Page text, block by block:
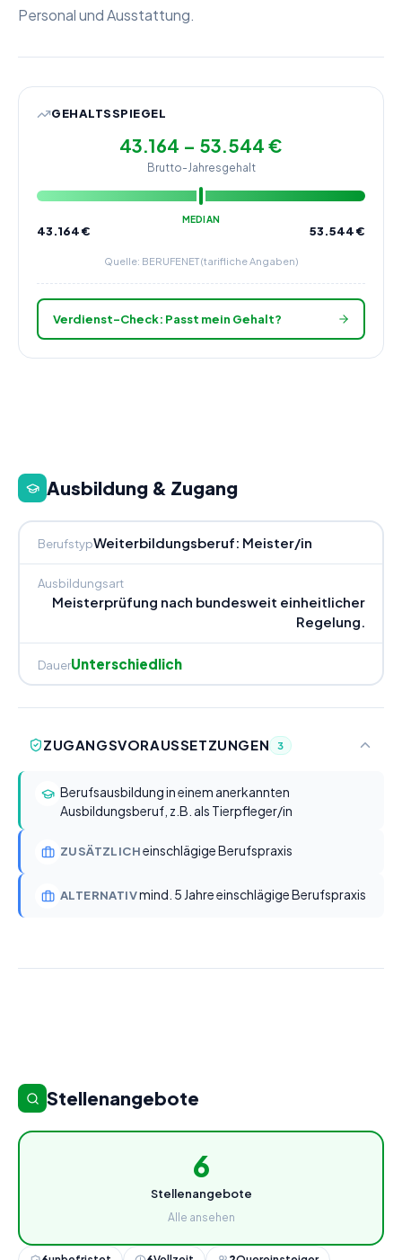
Personal und Ausstattung.
GEHALTSSPIEGEL
43.164 – 53.544 €
Brutto-Jahresgehalt
MEDIAN
43.164€ 53.544€
Quelle: BERUFENET (tarifliche Angaben)
Verdienst-Check: Passt mein Gehalt?
Ausbildung & Zugang
BerufstypWeiterbildungsberuf: Meister/in
Ausbildungsart
Meisterprüfung nach bundesweit einheitlicher
Regelung.
DauerUnterschiedlich
ZUGANGSVORAUSSETZUNGEN 3
Berufsausbildung in einem anerkannten
Ausbildungsberuf, z.B. als Tierpfleger/in
ZUSÄTZLICHeinschlägige Berufspraxis
ALTERNATIVmind. 5 Jahre einschlägige Berufspraxis
Stellenangebote
6
Stellenangebote
Alle ansehen